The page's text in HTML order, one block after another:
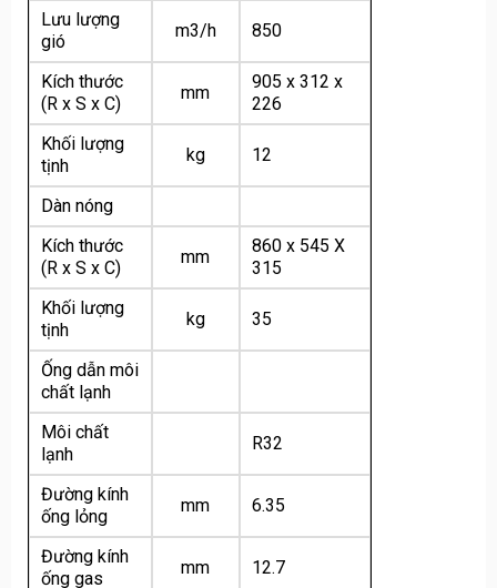
Lưu lượng
gió
m3/h 850
Kích thước
(R x S x C)
mm
905 x 312 x
226
Khối lượng
tịnh
kg 12
Dàn nóng
Kích thước
(R x S x C)
mm
860 x 545 X
315
Khối lượng
tịnh
kg 35
Ống dẫn môi
chất lạnh
Môi chất
lạnh
R32
Đường kính
ống lỏng
mm 6.35
Đường kính
ống gas
mm 12.7